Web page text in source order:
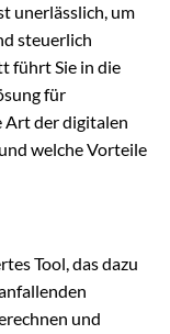
unerlässlich, um
steuerlich
führt Sie in die
für
Art der digitalen
welche Vorteile
Tool, das dazu
und